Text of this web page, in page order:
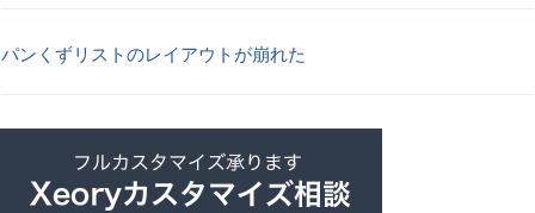
パンくずリストのレイアウトが崩れた